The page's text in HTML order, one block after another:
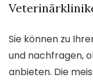
Sie können zu
und nachfragen,
anbieten. Die